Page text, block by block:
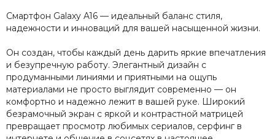
Смартфон Galaxy A16 — идеальный баланс стиля,
надежности и инноваций для вашей насыщенной жизни.
Он создан, чтобы каждый день дарить яркие впечатления
и безупречную работу. Элегантный дизайн с
продуманными линиями и приятными на ощупь
материалами не просто выглядит современно — он
комфортно и надежно лежит в вашей руке. Широкий
безрамочный экран с яркой и контрастной матрицей
превращает просмотр любимых сериалов, серфинг в